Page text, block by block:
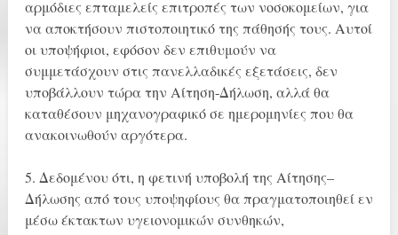
αρμόδιες επταμελείς επιτροπές των νοσοκομείων, για
να αποκτήσουν πιστοποιητικό της πάθησής τους. Αυτοί
οι υποψήφιοι, εφόσον δεν επιθυμούν να
συμμετάσχουν στις πανελλαδικές εξετάσεις, δεν
υποβάλλουν τώρα την Αίτηση-Δήλωση, αλλά θα
καταθέσουν μηχανογραφικό σε ημερομηνίες που θα
ανακοινωθούν αργότερα.
5. Δεδομένου ότι, η φετινή υποβολή της Αίτησης–
Δήλωσης από τους υποψηφίους θα πραγματοποιηθεί εν
μέσω έκτακτων υγειονομικών συνθηκών,